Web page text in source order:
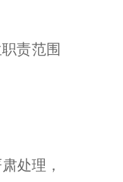
责范围
处理，